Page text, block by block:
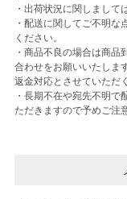
・出荷状況に関しまして
・配送に関してご不明
ください。
・商品不良の場合は商
合わせをお願いいたしま
返金対応とさせていただ
・長期不在や宛先不明
ただきますので予めご注